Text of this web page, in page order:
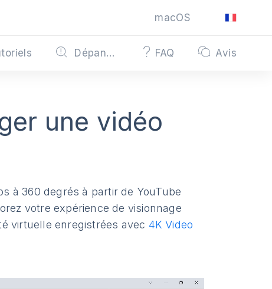
macOS
Dépannage FAQ Avis
une vidéo
à 360 degrés à partir de YouTube
votre expérience de visionnage
virtuelle enregistrées avec 4K Video